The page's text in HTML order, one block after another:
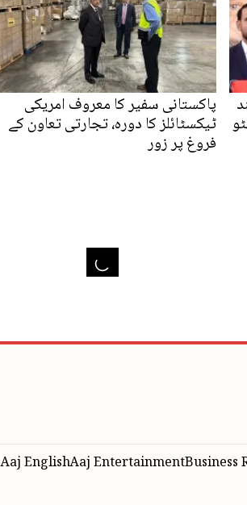
پاکستانی سفیر کا معروف امریکی
ٹیکسٹائلز کا دورہ، تجارتی تعاون کے
فروغ پر زور
Aaj EnglishAaj EntertainmentBusiness